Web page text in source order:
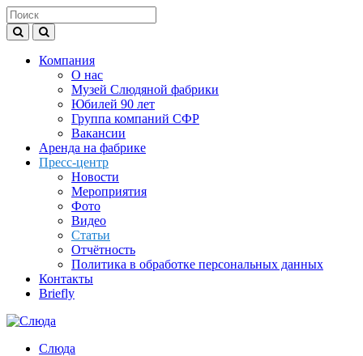
Компания
О нас
Музей Слюдяной фабрики
Юбилей 90 лет
Группа компаний СФР
Вакансии
Аренда на фабрике
Пресс-центр
Новости
Мероприятия
Фото
Видео
Статьи
Отчётность
Политика в обработке персональных данных
Контакты
Briefly
Слюда